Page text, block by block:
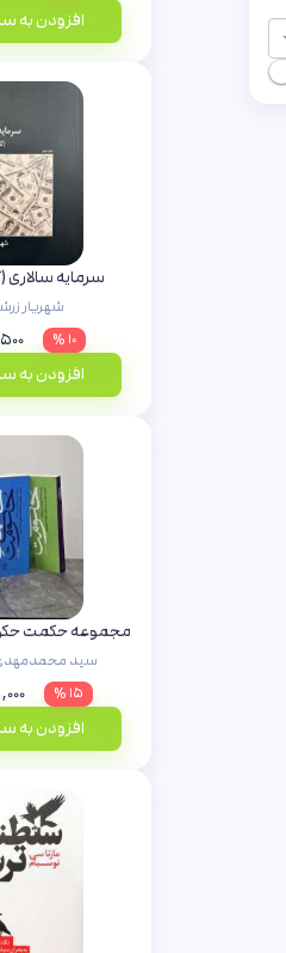
افزودن به
سرمایه سالاری
شهریار
۱۰ %
افزودن به
سید محمدمهدی
۱۵ %
افزودن به